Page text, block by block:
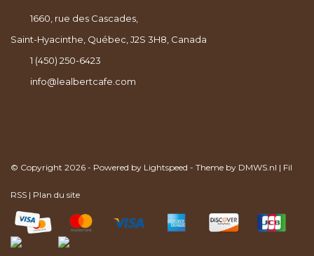
1660, rue des Cascades,
Saint-Hyacinthe, Québec, J2S 3H8, Canada
1 (450) 250-6423
info@lealbertcafe.com
© Copyright 2026 - Powered by Lightspeed - Theme by DMWS.nl | Fil
RSS | Plan du site